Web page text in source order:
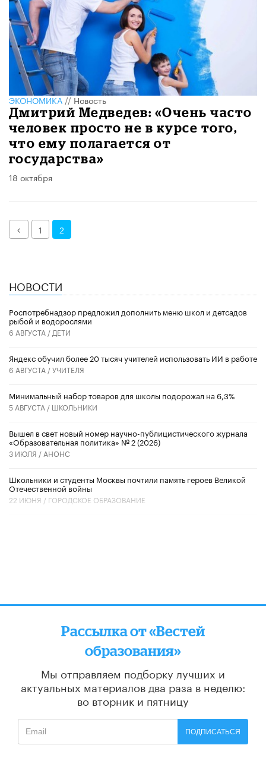
ЭКОНОМИКА//Новость
Дмитрий Медведев: «Очень часто
человек просто не в курсе того,
что ему полагается от
государства»
18 октября
Назад1 2
НОВОСТИ
Роспотребнадзор предложил дополнить меню школ и детсадов
рыбой и водорослями
6 АВГУСТА / ДЕТИ
​Яндекс обучил более 20 тысяч учителей использовать ИИ в работе
6 АВГУСТА /УЧИТЕЛЯ
Минимальный набор товаров для школы подорожал на 6,3%
5 АВГУСТА / ШКОЛЬНИКИ
Вышел в свет новый номер научно-публицистического журнала
«Образовательная политика» № 2 (2026)
3 ИЮЛЯ / АНОНС
Школьники и студенты Москвы почтили память героев Великой
Отечественной войны
22 ИЮНЯ / ГОРОДСКОЕ ОБРАЗОВАНИЕ
Рассылка от «Вестей
образования»
Мы отправляем подборку лучших и
актуальных материалов два раза в неделю:
во вторник и пятницу
ПОДПИСАТЬСЯ